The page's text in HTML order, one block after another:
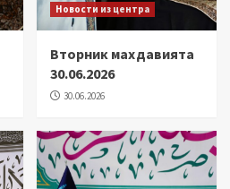
Новости из центра
Вторник махдавията
30.06.2026
30.06.2026